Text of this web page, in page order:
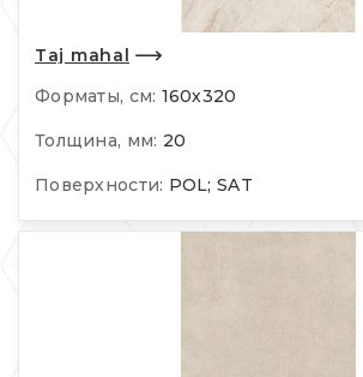
Taj mahal
Форматы, см: 160х320
Толщина, мм: 20
Поверхности: POL; SAT